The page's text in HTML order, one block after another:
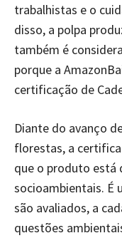
trabalhistas e o
disso, a polpa
também é
porque a
certificação de
Diante do avanço
florestas, a
que o produto está
socioambientais. É
são avaliados, a
questões